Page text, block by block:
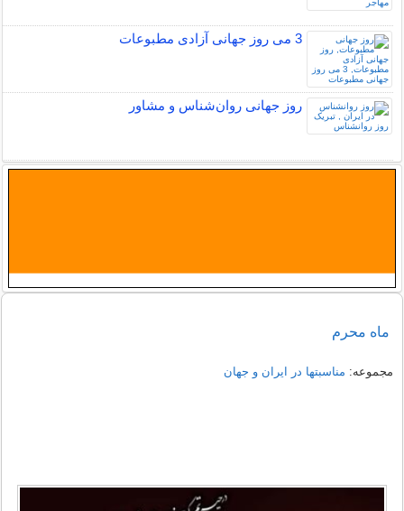
3 می روز جهانی آزادی مطبوعات
روز جهانی روان‌شناس و مشاور
ماه محرم
مجموعه: مناسبتها در ایران و جهان